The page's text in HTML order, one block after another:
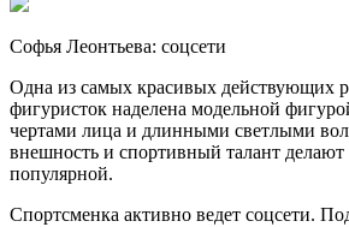
Софья Леонтьева: соцсети
Одна из самых красивых действующих
фигуристок наделена модельной
чертами лица и длинными светлыми
внешность и спортивный талант делают
популярной.
Спортсменка активно ведет соцсети.